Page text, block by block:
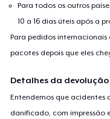
Para todos os outros
10 a 16 dias úteis após a
Para pedidos internacionais
pacotes depois que eles
Detalhes da devolução
Entendemos que acidentes
danificado, com impressão